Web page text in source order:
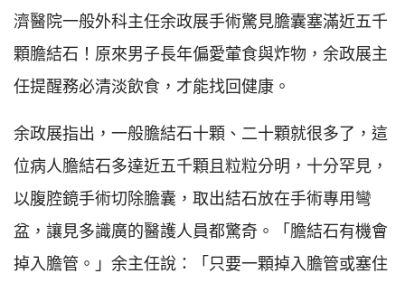
濟醫院一般外科主任余政展手術驚見膽囊塞滿近五千
顆膽結石！原來男子長年偏愛葷食與炸物，余政展主
任提醒務必清淡飲食，才能找回健康。
余政展指出，一般膽結石十顆、二十顆就很多了，這
位病人膽結石多達近五千顆且粒粒分明，十分罕見，
以腹腔鏡手術切除膽囊，取出結石放在手術專用彎
盆，讓見多識廣的醫護人員都驚奇。「膽結石有機會
掉入膽管。」余主任說：「只要一顆掉入膽管或塞住